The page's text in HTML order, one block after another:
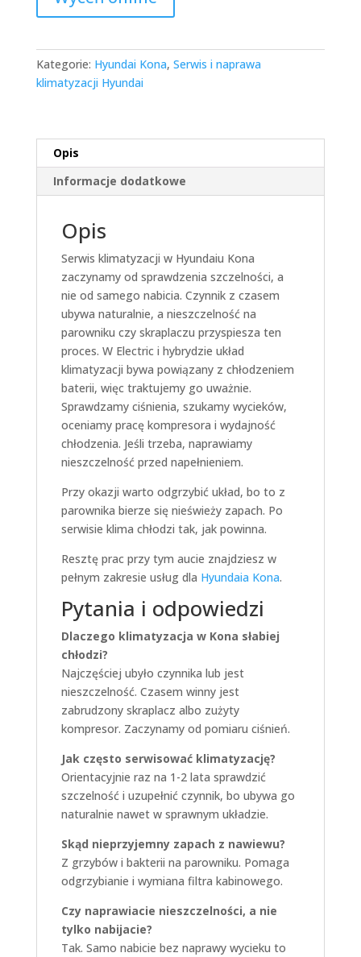
Kategorie: Hyundai Kona, Serwis i naprawa
klimatyzacji Hyundai
Opis
Informacje dodatkowe
Opis
Serwis klimatyzacji w Hyundaiu Kona
zaczynamy od sprawdzenia szczelności, a
nie od samego nabicia. Czynnik z czasem
ubywa naturalnie, a nieszczelność na
parowniku czy skraplaczu przyspiesza ten
proces. W Electric i hybrydzie układ
klimatyzacji bywa powiązany z chłodzeniem
baterii, więc traktujemy go uważnie.
Sprawdzamy ciśnienia, szukamy wycieków,
oceniamy pracę kompresora i wydajność
chłodzenia. Jeśli trzeba, naprawiamy
nieszczelność przed napełnieniem.
Przy okazji warto odgrzybić układ, bo to z
parownika bierze się nieświeży zapach. Po
serwisie klima chłodzi tak, jak powinna.
Resztę prac przy tym aucie znajdziesz w
pełnym zakresie usług dla Hyundaia Kona.
Pytania i odpowiedzi
Dlaczego klimatyzacja w Kona słabiej
chłodzi?
Najczęściej ubyło czynnika lub jest
nieszczelność. Czasem winny jest
zabrudzony skraplacz albo zużyty
kompresor. Zaczynamy od pomiaru ciśnień.
Jak często serwisować klimatyzację?
Orientacyjnie raz na 1-2 lata sprawdzić
szczelność i uzupełnić czynnik, bo ubywa go
naturalnie nawet w sprawnym układzie.
Skąd nieprzyjemny zapach z nawiewu?
Z grzybów i bakterii na parowniku. Pomaga
odgrzybianie i wymiana filtra kabinowego.
Czy naprawiacie nieszczelności, a nie
tylko nabijacie?
Tak. Samo nabicie bez naprawy wycieku to